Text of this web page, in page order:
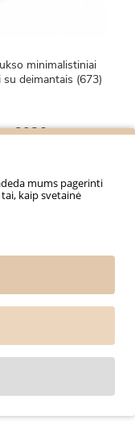
minimalistiniai
su deimantais (673)
208€
minimalistiniai
mums pagerinti
kaip svetainė